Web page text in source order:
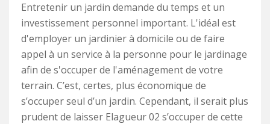
Entretenir un jardin demande du temps et un
investissement personnel important. L'idéal est
d'employer un jardinier à domicile ou de faire
appel à un service à la personne pour le jardinage
afin de s'occuper de l'aménagement de votre
terrain. C’est, certes, plus économique de
s’occuper seul d’un jardin. Cependant, il serait plus
prudent de laisser Elagueur 02 s’occuper de cette